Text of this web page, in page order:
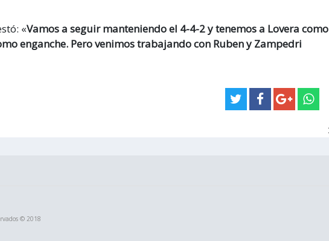
«Vamos a seguir manteniendo el 4-4-2 y tenemos a Lovera como
enganche. Pero venimos trabajando con Ruben y Zampedri
© 2018